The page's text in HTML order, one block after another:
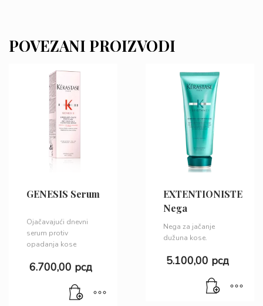
POVEZANI PROIZVODI
GENESIS Serum
Ojačavajući dnevni
serum protiv
opadanja kose
6.700,00 рсд
EXTENTIONISTE
Nega
Nega za jačanje
dužuna kose.
5.100,00 рсд